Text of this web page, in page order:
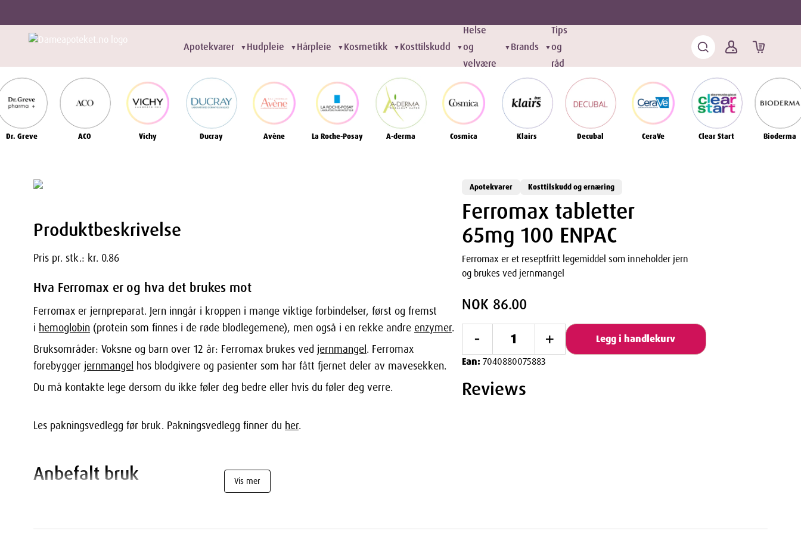
Apotekvarer ▼ Hudpleie ▼ Hårpleie ▼ Kosmetikk ▼ Kosttilskudd ▼
Helse
og
velvære
▼ Brands ▼
Tips
og
råd
Dr. Greve ACO Vichy Ducray Avène La Roche-Posay A-derma Cosmica Klairs Decubal CeraVe Clear Start Bioderma
Produktbeskrivelse
Pris pr. stk.: kr. 0.86
Hva Ferromax er og hva det brukes mot
Ferromax er jernpreparat. Jern inngår i kroppen i mange viktige forbindelser, først og fremst
i hemoglobin (protein som finnes i de røde blodlegemene), men også i en rekke andre enzymer.
Bruksområder: Voksne og barn over 12 år: Ferromax brukes ved jernmangel. Ferromax
forebygger jernmangel hos blodgivere og pasienter som har fått fjernet deler av mavesekken.
Du må kontakte lege dersom du ikke føler deg bedre eller hvis du føler deg verre.
Les pakningsvedlegg før bruk. Pakningsvedlegg finner du her.
Anbefalt bruk Vis mer
Apotekvarer Kosttilskudd og ernæring
Ferromax tabletter
65mg 100 ENPAC
Ferromax er et reseptfritt legemiddel som inneholder jern
og brukes ved jernmangel
NOK 86.00
- +
Legg i handlekurv
Ean: 7040880075883
Reviews